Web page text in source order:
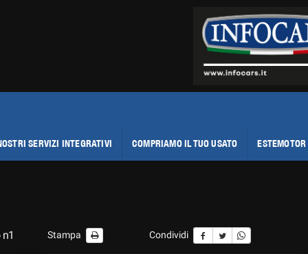
SERVIZI INTEGRATIVI COMPRIAMO IL TUO USATO
Stampa Condividi